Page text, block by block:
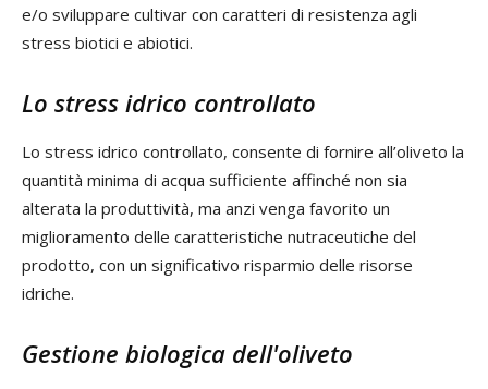
e/o sviluppare cultivar con caratteri di resistenza agli
stress biotici e abiotici.
Lo stress idrico controllato
Lo stress idrico controllato, consente di fornire all’oliveto la
quantità minima di acqua sufficiente affinché non sia
alterata la produttività, ma anzi venga favorito un
miglioramento delle caratteristiche nutraceutiche del
prodotto, con un significativo risparmio delle risorse
idriche.
Gestione biologica dell'oliveto